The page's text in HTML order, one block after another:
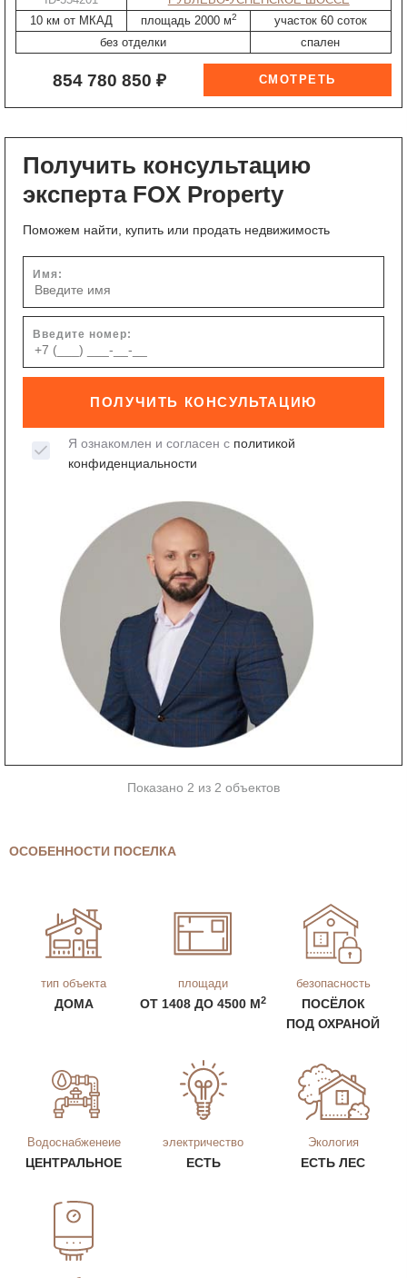
10 км от МКАД
площадь 2000 м2
участок 60 соток
без отделки
спален
854 780 850 ₽
Получить консультацию
эксперта FOX Property
Поможем найти, купить или продать недвижимость
Имя:
Введите номер:
ПОЛУЧИТЬ КОНСУЛЬТАЦИЮ
Я ознакомлен и согласен с политикой
конфиденциальности
Показано 2 из 2 объектов
ОСОБЕННОСТИ ПОСЕЛКА
тип объекта
ДОМА
площади
ОТ 1408 ДО 4500 М2
безопасность
ПОСЁЛОК
ПОД ОХРАНОЙ
Водоснабженеие
ЦЕНТРАЛЬНОЕ
электричество
ЕСТЬ
Экология
ЕСТЬ ЛЕС